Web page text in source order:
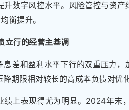
升数字风控水平。风险管控与资
衡提升。
立行的经营主基调
息差和盈利水平下行的双重压力
期限相对较长的高成本负债对优
绩上表现得尤为明显。2024年末